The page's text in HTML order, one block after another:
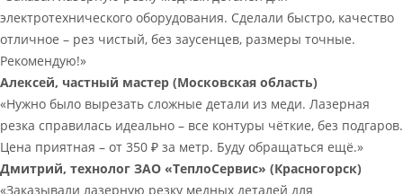
электротехнического оборудования. Сделали быстро, качество
отличное – рез чистый, без заусенцев, размеры точные.
Рекомендую!»
Алексей, частный мастер (Московская область)
«Нужно было вырезать сложные детали из меди. Лазерная
резка справилась идеально – все контуры чёткие, без подгаров.
Цена приятная – от 350 ₽ за метр. Буду обращаться ещё.»
Дмитрий, технолог ЗАО «ТеплоСервис» (Красногорск)
«Заказывали лазерную резку медных деталей для